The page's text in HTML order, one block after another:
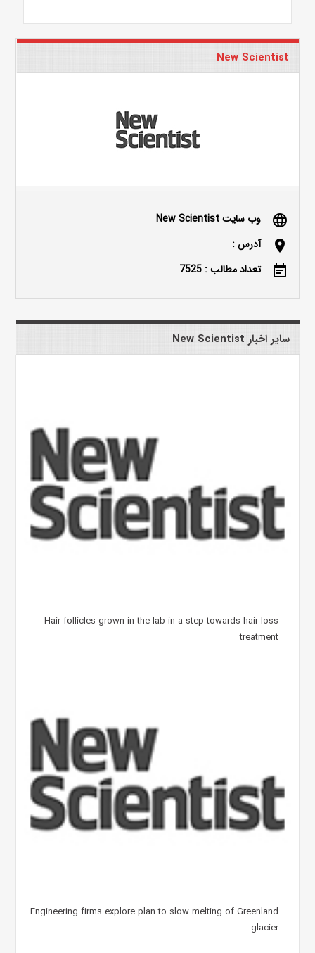
New Scientist
language وب سایت New Scientist
location_on آدرس :
event_note تعداد مطالب : 7525
سایر اخبار New Scientist
Hair follicles grown in the lab in a step towards hair loss
treatment
Engineering firms explore plan to slow melting of Greenland
glacier